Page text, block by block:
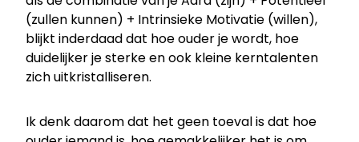
(zullen kunnen) + Intrinsieke Motivatie (willen),
blijkt inderdaad dat hoe ouder je wordt, hoe
duidelijker je sterke en ook kleine kerntalenten
zich uitkristalliseren.
Ik denk daarom dat het geen toeval is dat hoe